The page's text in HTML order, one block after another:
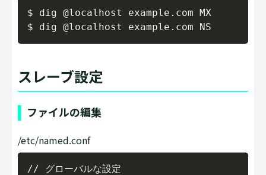
$ dig @localhost example.com MX
スレーブ設定
ファイルの編集
/etc/named.conf
// グローバルな設定